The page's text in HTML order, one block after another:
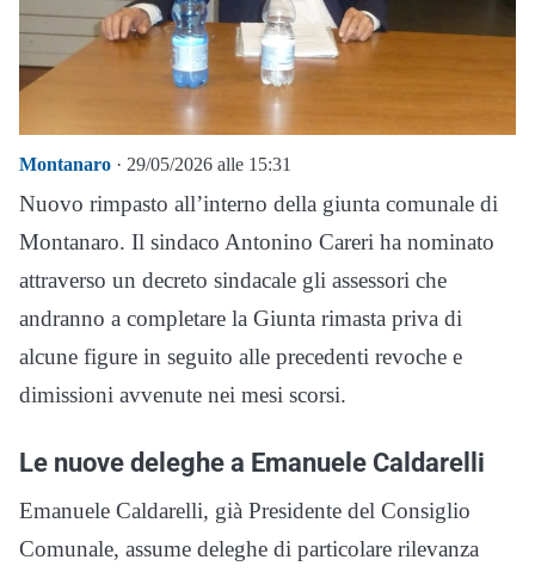
Montanaro · 29/05/2026 alle 15:31
Nuovo rimpasto all’interno della giunta comunale di
Montanaro. Il sindaco Antonino Careri ha nominato
attraverso un decreto sindacale gli assessori che
andranno a completare la Giunta rimasta priva di
alcune figure in seguito alle precedenti revoche e
dimissioni avvenute nei mesi scorsi.
Le nuove deleghe a Emanuele Caldarelli
Emanuele Caldarelli, già Presidente del Consiglio
Comunale, assume deleghe di particolare rilevanza